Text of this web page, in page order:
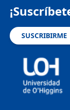
SUSCRIBIRME